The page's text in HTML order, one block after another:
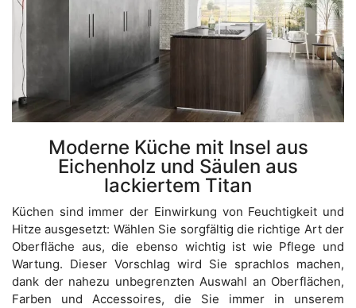
Moderne Küche mit Insel aus
Eichenholz und Säulen aus
lackiertem Titan
Küchen sind immer der Einwirkung von Feuchtigkeit und
Hitze ausgesetzt: Wählen Sie sorgfältig die richtige Art der
Oberfläche aus, die ebenso wichtig ist wie Pflege und
Wartung. Dieser Vorschlag wird Sie sprachlos machen,
dank der nahezu unbegrenzten Auswahl an Oberflächen,
Farben und Accessoires, die Sie immer in unserem